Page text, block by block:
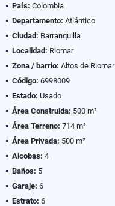
País: Colombia
Departamento: Atlántico
Ciudad: Barranquilla
Localidad: Riomar
Zona / barrio: Altos de Riomar
Código: 6998009
Estado: Usado
Área Construida: 500 m²
Área Terreno: 714 m²
Área Privada: 500 m²
Alcobas: 4
Baños: 5
Garaje: 6
Estrato: 6